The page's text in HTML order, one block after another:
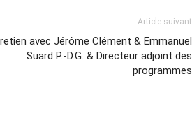
Article suivant
avec Jérôme Clément & Emmanuel
Suard P.-D.G. & Directeur adjoint des
programmes